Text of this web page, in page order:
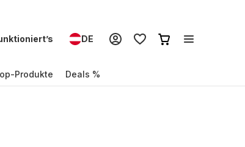
DE
Produkte Deals %